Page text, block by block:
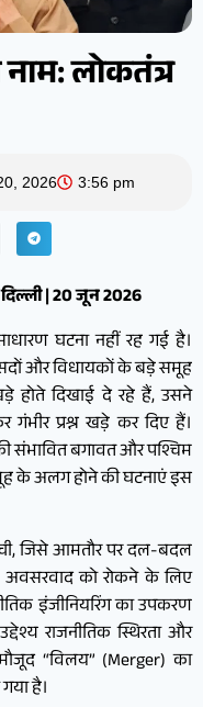
लोकतंत्र
2026 3:56 pm
| 20 जून 2026
घटना नहीं रह गई है।
और विधायकों के बड़े समूह
होते दिखाई दे रहे हैं, उसने
प्रश्न खड़े कर दिए हैं।
संभावित बगावत और पश्चिम
के अलग होने की घटनाएं इस
जिसे आमतौर पर दल-बदल
अवसरवाद को रोकने के लिए
इंजीनियरिंग का उपकरण
राजनीतिक स्थिरता और
“विलय” (Merger) का
है।